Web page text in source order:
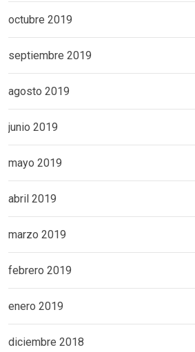
octubre 2019
septiembre 2019
agosto 2019
junio 2019
mayo 2019
abril 2019
marzo 2019
febrero 2019
enero 2019
diciembre 2018